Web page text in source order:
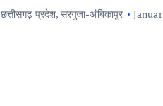
छत्तीसगढ़ प्रदेश, सरगुजा-अंबिकापुर